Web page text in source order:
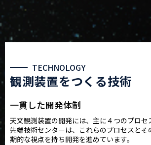
TECHNOLOGY
観測装置をつくる技術
一貫した開発体制
天文観測装置の開発には、主に４つのプロセ
先端技術センターは、これらのプロセスとそ
期的な視点を持ち開発を進めています。